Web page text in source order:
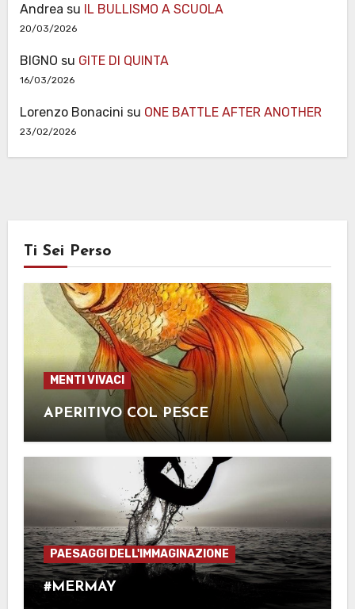
Andrea su IL BULLISMO A SCUOLA
20/03/2026
BIGNO su GITE DI QUINTA
16/03/2026
Lorenzo Bonacini su ONE BATTLE AFTER ANOTHER
23/02/2026
Ti Sei Perso
MENTI VIVACI
APERITIVO COL PESCE
PAESAGGI DELL'IMMAGINAZIONE
#MERMAY